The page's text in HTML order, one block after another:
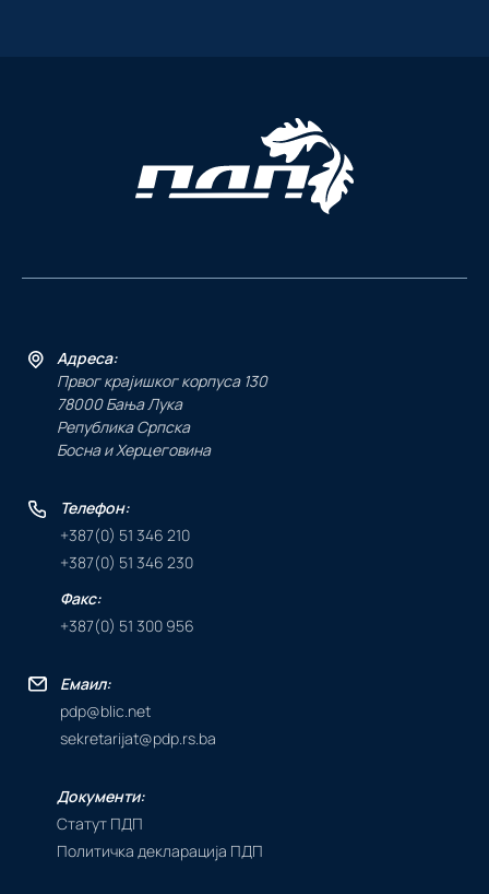
Адреса:
Првог крајишког корпуса 130
78000 Бања Лука
Република Српска
Босна и Херцеговина
Телефон:
+387(0) 51 346 210
+387(0) 51 346 230
Факс:
+387(0) 51 300 956
Емаил:
pdp@blic.net
sekretarijat@pdp.rs.ba
Документи:
Статут ПДП
Политичка декларација ПДП